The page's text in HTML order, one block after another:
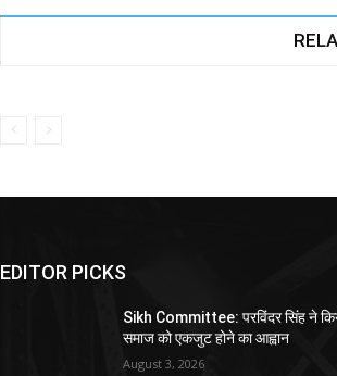
EDITOR PICKS
Sikh Committee: परविंदर सिंह ने
समाज को एकजुट होने का आह्वान
August 3, 2026